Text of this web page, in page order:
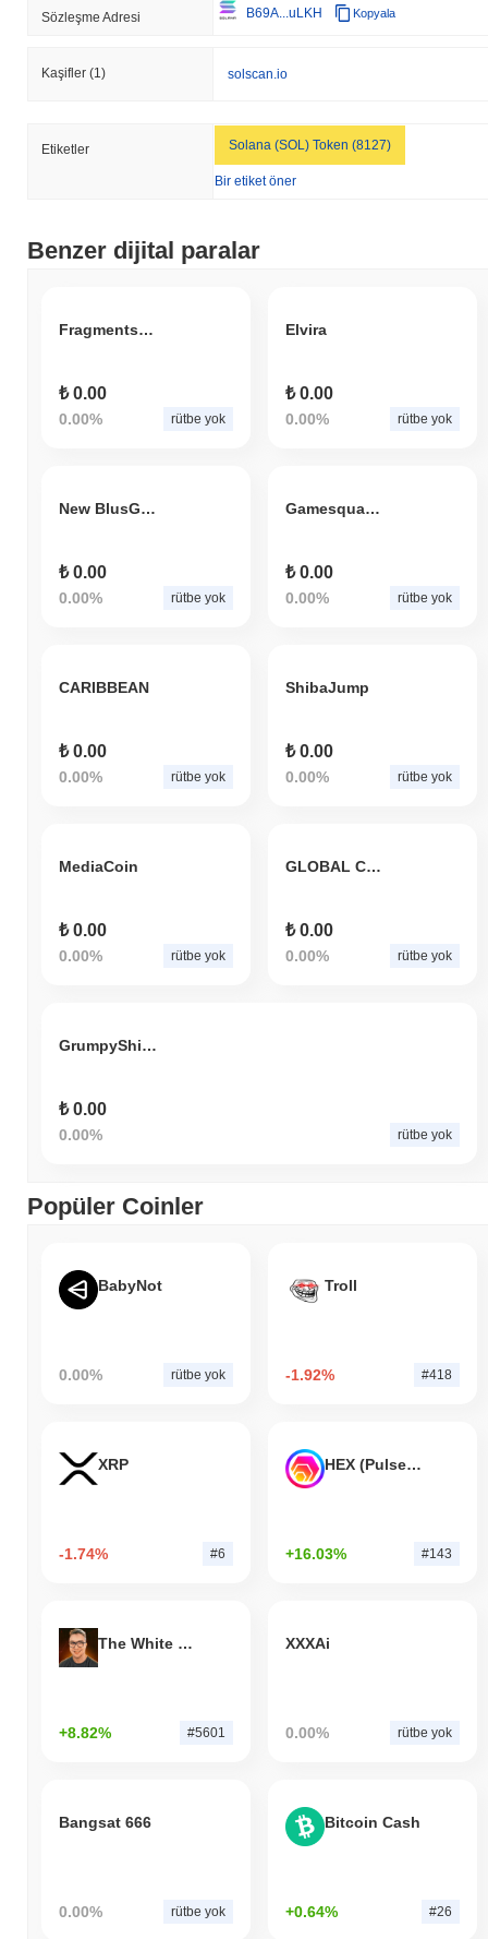
Sözleşme Adresi B69A...uLKH Kopyala
Kaşifler (1) solscan.io
Etiketler Solana (SOL) Token (8127)
Bir etiket öner
Benzer dijital paralar
Fragments of Arker
₺ 0.00
0.00% rütbe yok
Elvira
₺ 0.00
0.00% rütbe yok
New BlusG Token
₺ 0.00
0.00% rütbe yok
Gamesquare Esports Inc
₺ 0.00
0.00% rütbe yok
CARIBBEAN
₺ 0.00
0.00% rütbe yok
ShibaJump
₺ 0.00
0.00% rütbe yok
MediaCoin
₺ 0.00
0.00% rütbe yok
GLOBAL CARE TOKEN
₺ 0.00
0.00% rütbe yok
GrumpyShibToken
₺ 0.00
0.00% rütbe yok
Popüler Coinler
BabyNot
0.00% rütbe yok
Troll
-1.92% #418
XRP
-1.74% #6
HEX (Pulsechain)
+16.03% #143
The White Bull
+8.82% #5601
XXXAi
0.00% rütbe yok
Bangsat 666
0.00% rütbe yok
Bitcoin Cash
+0.64% #26